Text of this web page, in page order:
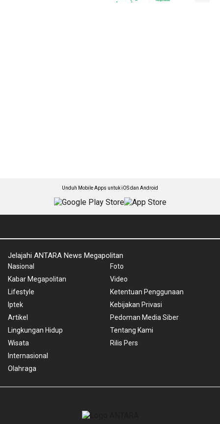
Unduh Mobile Apps untuk iOS dan Android
Jelajahi ANTARA News Megapolitan
Nasional
Kabar Megapolitan
Lifestyle
Iptek
Artikel
Lingkungan Hidup
Wisata
Internasional
Olahraga
Foto
Video
Ketentuan Penggunaan
Kebijakan Privasi
Pedoman Media Siber
Tentang Kami
Rilis Pers